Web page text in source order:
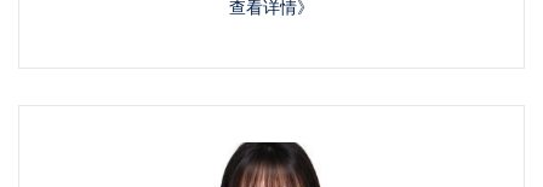
查看详情》